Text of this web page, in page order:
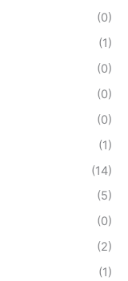
(0)
(1)
(0)
(0)
(0)
(1)
(14)
(5)
(0)
(2)
(1)